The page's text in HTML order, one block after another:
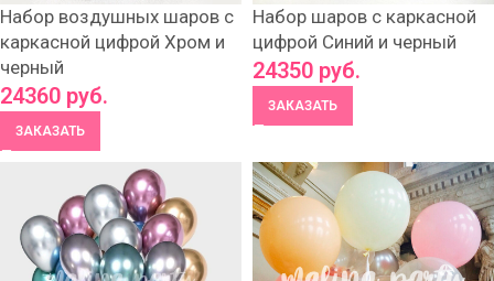
Набор воздушных шаров с
каркасной цифрой Хром и
черный
24360 руб.
ЗАКАЗАТЬ
Набор шаров с каркасной
цифрой Синий и черный
24350 руб.
ЗАКАЗАТЬ